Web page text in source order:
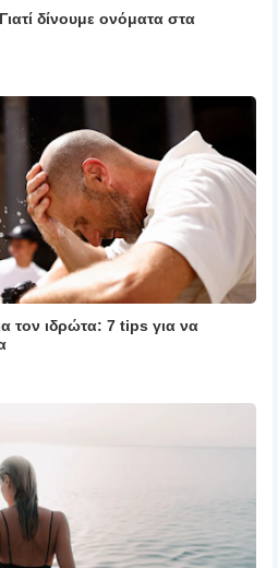
δίνουμε ονόματα στα
τον ιδρώτα: 7 tips για να